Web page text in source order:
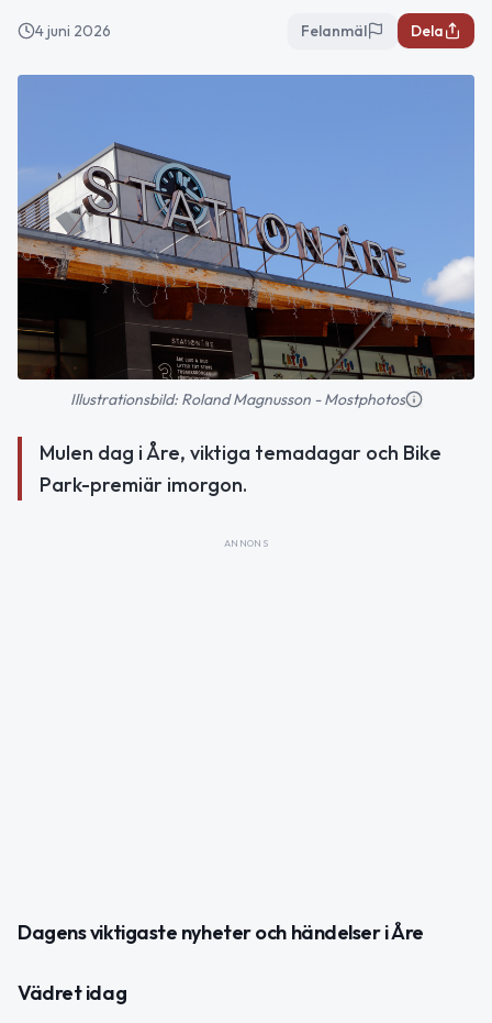
4 juni 2026 Felanmäl Dela
Illustrationsbild: Roland Magnusson - Mostphotos
Mulen dag i Åre, viktiga temadagar och Bike
Park-premiär imorgon.
ANNONS
Dagens viktigaste nyheter och händelser i Åre
Vädret idag